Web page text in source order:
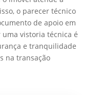
o parecer técnico
de apoio em
vistoria técnica é
e tranquilidade
na transação